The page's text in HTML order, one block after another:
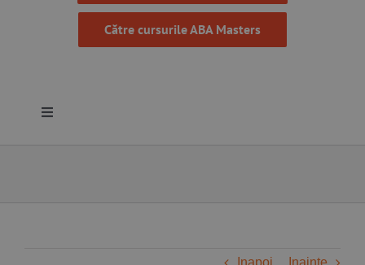
Către cursurile ABA Masters
Toggle
Inapoi Inainte